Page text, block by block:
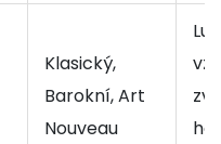
Klasický,
Barokní, Art
Nouveau